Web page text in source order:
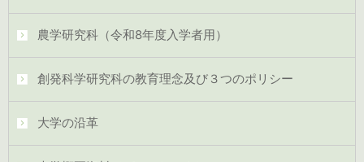
農学研究科（令和8年度入学者用）
創発科学研究科の教育理念及び３つのポリシー
大学の沿革